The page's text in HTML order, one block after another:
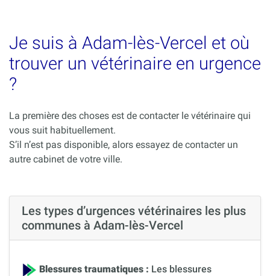
Je suis à Adam-lès-Vercel et où
trouver un vétérinaire en urgence
?
La première des choses est de contacter le vétérinaire qui
vous suit habituellement.
S’il n’est pas disponible, alors essayez de contacter un
autre cabinet de votre ville.
Les types d’urgences vétérinaires les plus
communes à Adam-lès-Vercel
Blessures traumatiques : Les blessures